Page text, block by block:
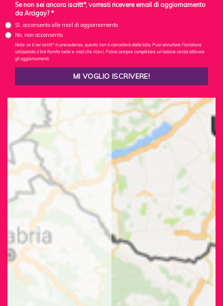
Se non sei ancora iscritt*, vorresti ricevere email di aggiornamento
da Arcigay? *
Sì, acconsento alle mail di aggiornamento
No, non acconsento
Nota: se ti sei iscritt* in precedenza, questo non ti cancellerà dalla lista. Puoi annullare l'iscrizione
utilizzando il link fornito nelle e-mail che ricevi. Potrai sempre completare un'azione senza attivare
gli aggiornamenti.